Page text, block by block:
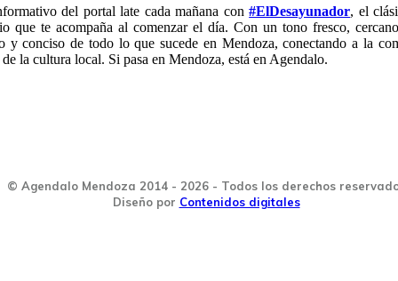
del portal late cada mañana con#ElDesayunador, el
que te acompaña al comenzar el día. Con un tono fresco,
y conciso de todo lo que sucede en Mendoza, conectando a la
la cultura local. Si pasa en Mendoza, está en Agendalo.
© Agendalo Mendoza 2014 - 2026 - Todos los derechos
Diseño por Contenidos digitales